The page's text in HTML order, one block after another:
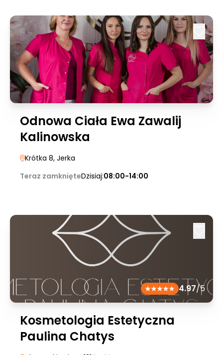
Odnowa Ciała Ewa Zawalij
Kalinowska
Krótka 8, Jerka
Teraz zamknięteDzisiaj:08:00-14:00
4.97/5
Kosmetologia Estetyczna
Paulina Chatys